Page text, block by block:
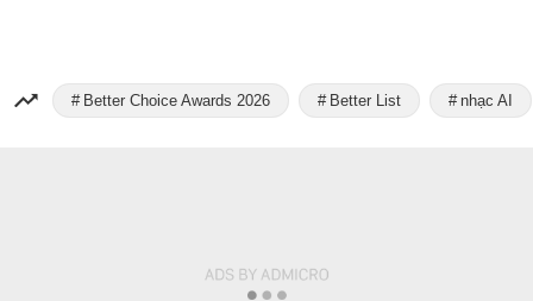
Better Choice Awards 2026 Better List nhạc AI